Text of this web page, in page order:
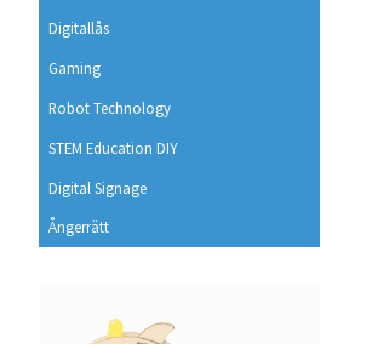
Digitallås
Gaming
Robot Technology
STEM Education DIY
Digital Signage
Ångerrätt